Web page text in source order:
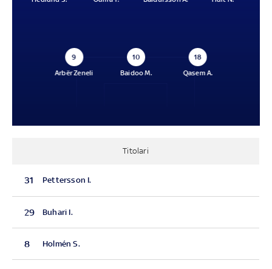
9
Arbër Zeneli
10
Baidoo M.
18
Qasem A.
Titolari
31 Pettersson I.
29 Buhari I.
8 Holmén S.